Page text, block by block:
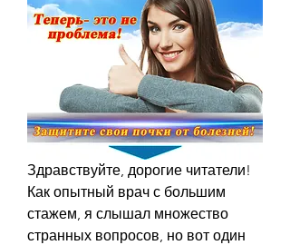
Здравствуйте, дорогие читатели!
Как опытный врач с большим
стажем, я слышал множество
странных вопросов, но вот один